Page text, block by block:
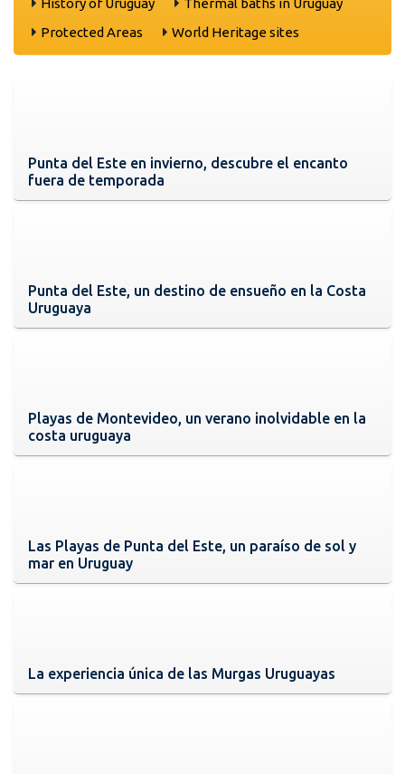
History of Uruguay
Thermal baths in Uruguay
Protected Areas
World Heritage sites
Punta del Este en invierno, descubre el encanto
fuera de temporada
Punta del Este, un destino de ensueño en la Costa
Uruguaya
Playas de Montevideo, un verano inolvidable en la
costa uruguaya
Las Playas de Punta del Este, un paraíso de sol y
mar en Uruguay
La experiencia única de las Murgas Uruguayas